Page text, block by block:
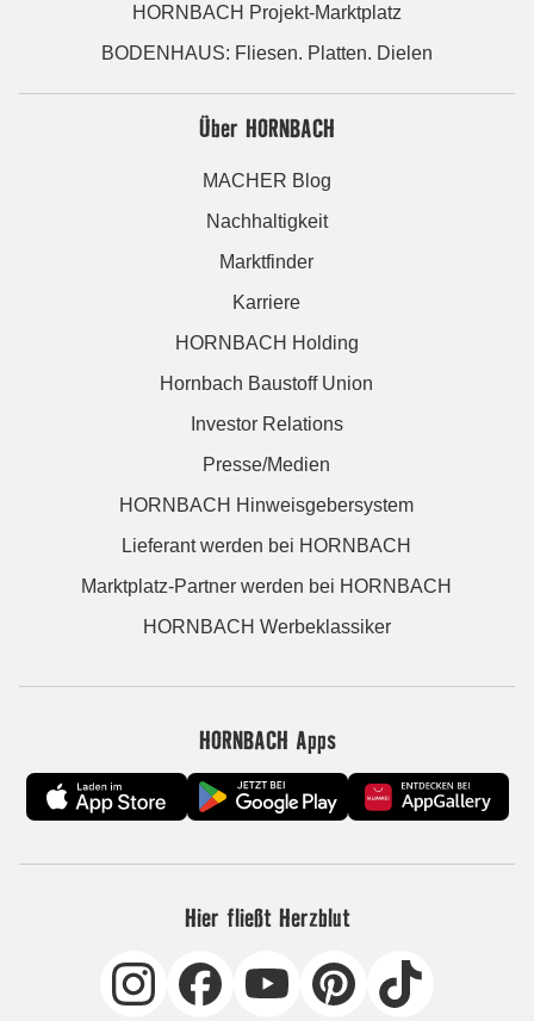
HORNBACH Projekt-Marktplatz
BODENHAUS: Fliesen. Platten. Dielen
Über HORNBACH
MACHER Blog
Nachhaltigkeit
Marktfinder
Karriere
HORNBACH Holding
Hornbach Baustoff Union
Investor Relations
Presse/Medien
HORNBACH Hinweisgebersystem
Lieferant werden bei HORNBACH
Marktplatz-Partner werden bei HORNBACH
HORNBACH Werbeklassiker
HORNBACH Apps
Hier fließt Herzblut